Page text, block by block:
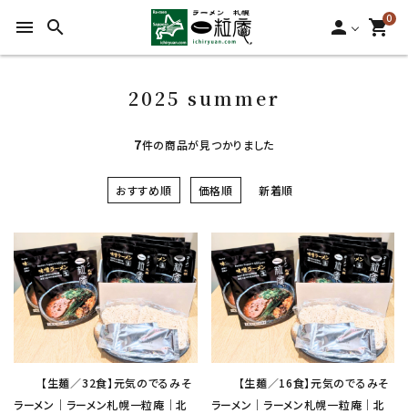
menu search person 0
shopping_cart
2025 summer
7件の商品が見つかりました
おすすめ順 価格順 新着順
【生麺／32食】元気のでるみそ
ラーメン｜ラーメン札幌一粒庵｜北
favorite
【生麺／16食】元気のでるみそ
ラーメン｜ラーメン札幌一粒庵｜北
favorite